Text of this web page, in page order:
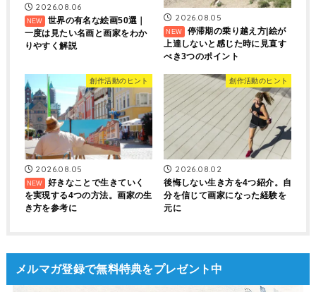
2026.08.06
世界の有名な絵画50選｜
一度は見たい名画と画家をわか
りやすく解説
2026.08.05
停滞期の乗り越え方|絵が
上達しないと感じた時に見直す
べき3つのポイント
創作活動のヒント
2026.08.05
好きなことで生きていく
を実現する4つの方法。画家の生
き方を参考に
創作活動のヒント
2026.08.02
後悔しない生き方を4つ紹介。自
分を信じて画家になった経験を
元に
メルマガ登録で無料特典をプレゼント中